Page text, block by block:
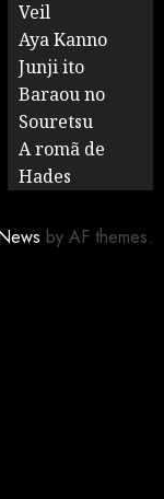
Veil
Aya Kanno
Junji ito
Baraou no
Souretsu
A romã de
Hades
by AF themes.